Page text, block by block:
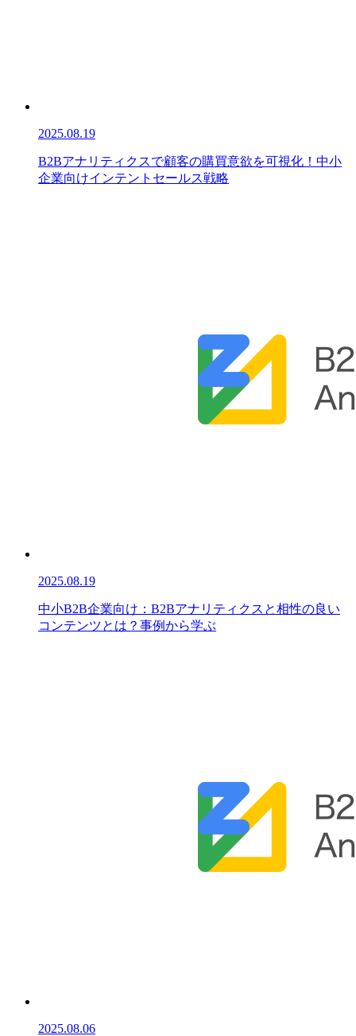
2025.08.19
B2Bアナリティクスで顧客の購買意欲を可視化！中小
企業向けインテントセールス戦略
2025.08.19
中小B2B企業向け：B2Bアナリティクスと相性の良い
コンテンツとは？事例から学ぶ
2025.08.06